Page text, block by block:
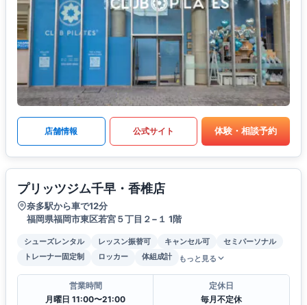
店舗情報 公式サイト 体験・相談予約
プリッツジム千早・香椎店
奈多駅から車で12分
福岡県福岡市東区若宮５丁目２−１ 1階
シューズレンタル レッスン振替可 キャンセル可
セミパーソナル
トレーナー固定制
ロッカー 体組成計 もっと見る
営業時間
月曜日 11:00〜21:00
定休日
毎月不定休